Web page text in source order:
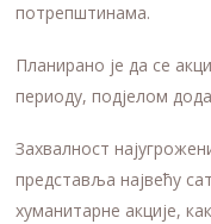
потрепштинама.
Планирано је да се
периоду, подјелом
Захвалност
представља највећу
хуманитарне акције,